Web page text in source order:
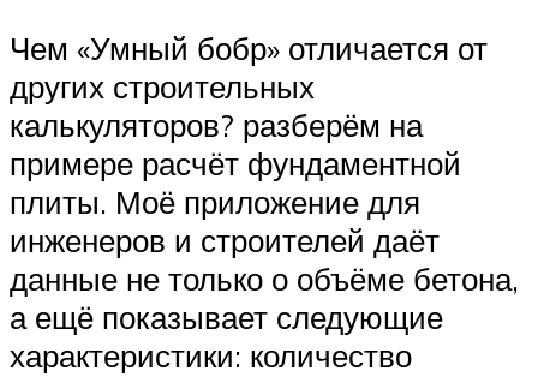
Чем «Умный бобр» отличается от
других строительных
калькуляторов? разберём на
примере расчёт фундаментной
плиты. Моё приложение для
инженеров и строителей даёт
данные не только о объёме бетона,
а ещё показывает следующие
характеристики: количество